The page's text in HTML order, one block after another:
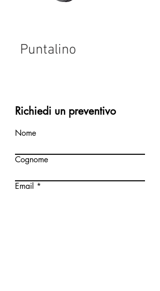
Puntalino
Richiedi un preventivo
Nome
Cognome
Email